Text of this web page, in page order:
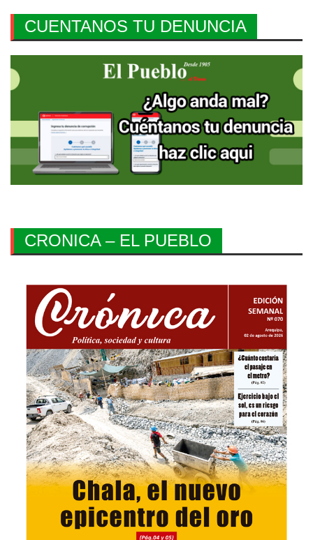
CUENTANOS TU DENUNCIA
CRONICA – EL PUEBLO